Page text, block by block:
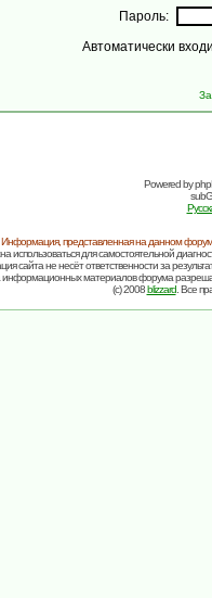
Пароль:
Автоматически
Powered by
Информация, представленная на данном
использоваться для самостоятельной
сайта не несёт ответственности за
информационных материалов форума
(c) 2008blizzard. Все